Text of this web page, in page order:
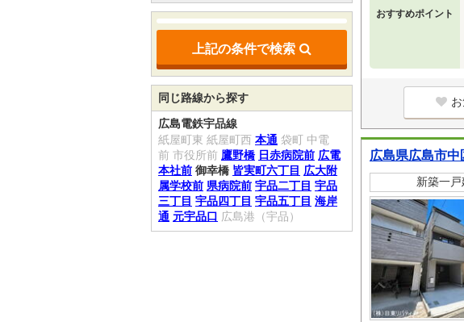
おすすめポイント
広島県広島市
新築一戸
上記の条件で検索
同じ路線から探す
広島電鉄宇品線
紙屋町東 紙屋町西 本通 袋町 中電
前 市役所前 鷹野橋 日赤病院前 広電
本社前 御幸橋 皆実町六丁目 広大附
属学校前 県病院前 宇品二丁目 宇品
三丁目 宇品四丁目 宇品五丁目 海岸
通 元宇品口 広島港（宇品）